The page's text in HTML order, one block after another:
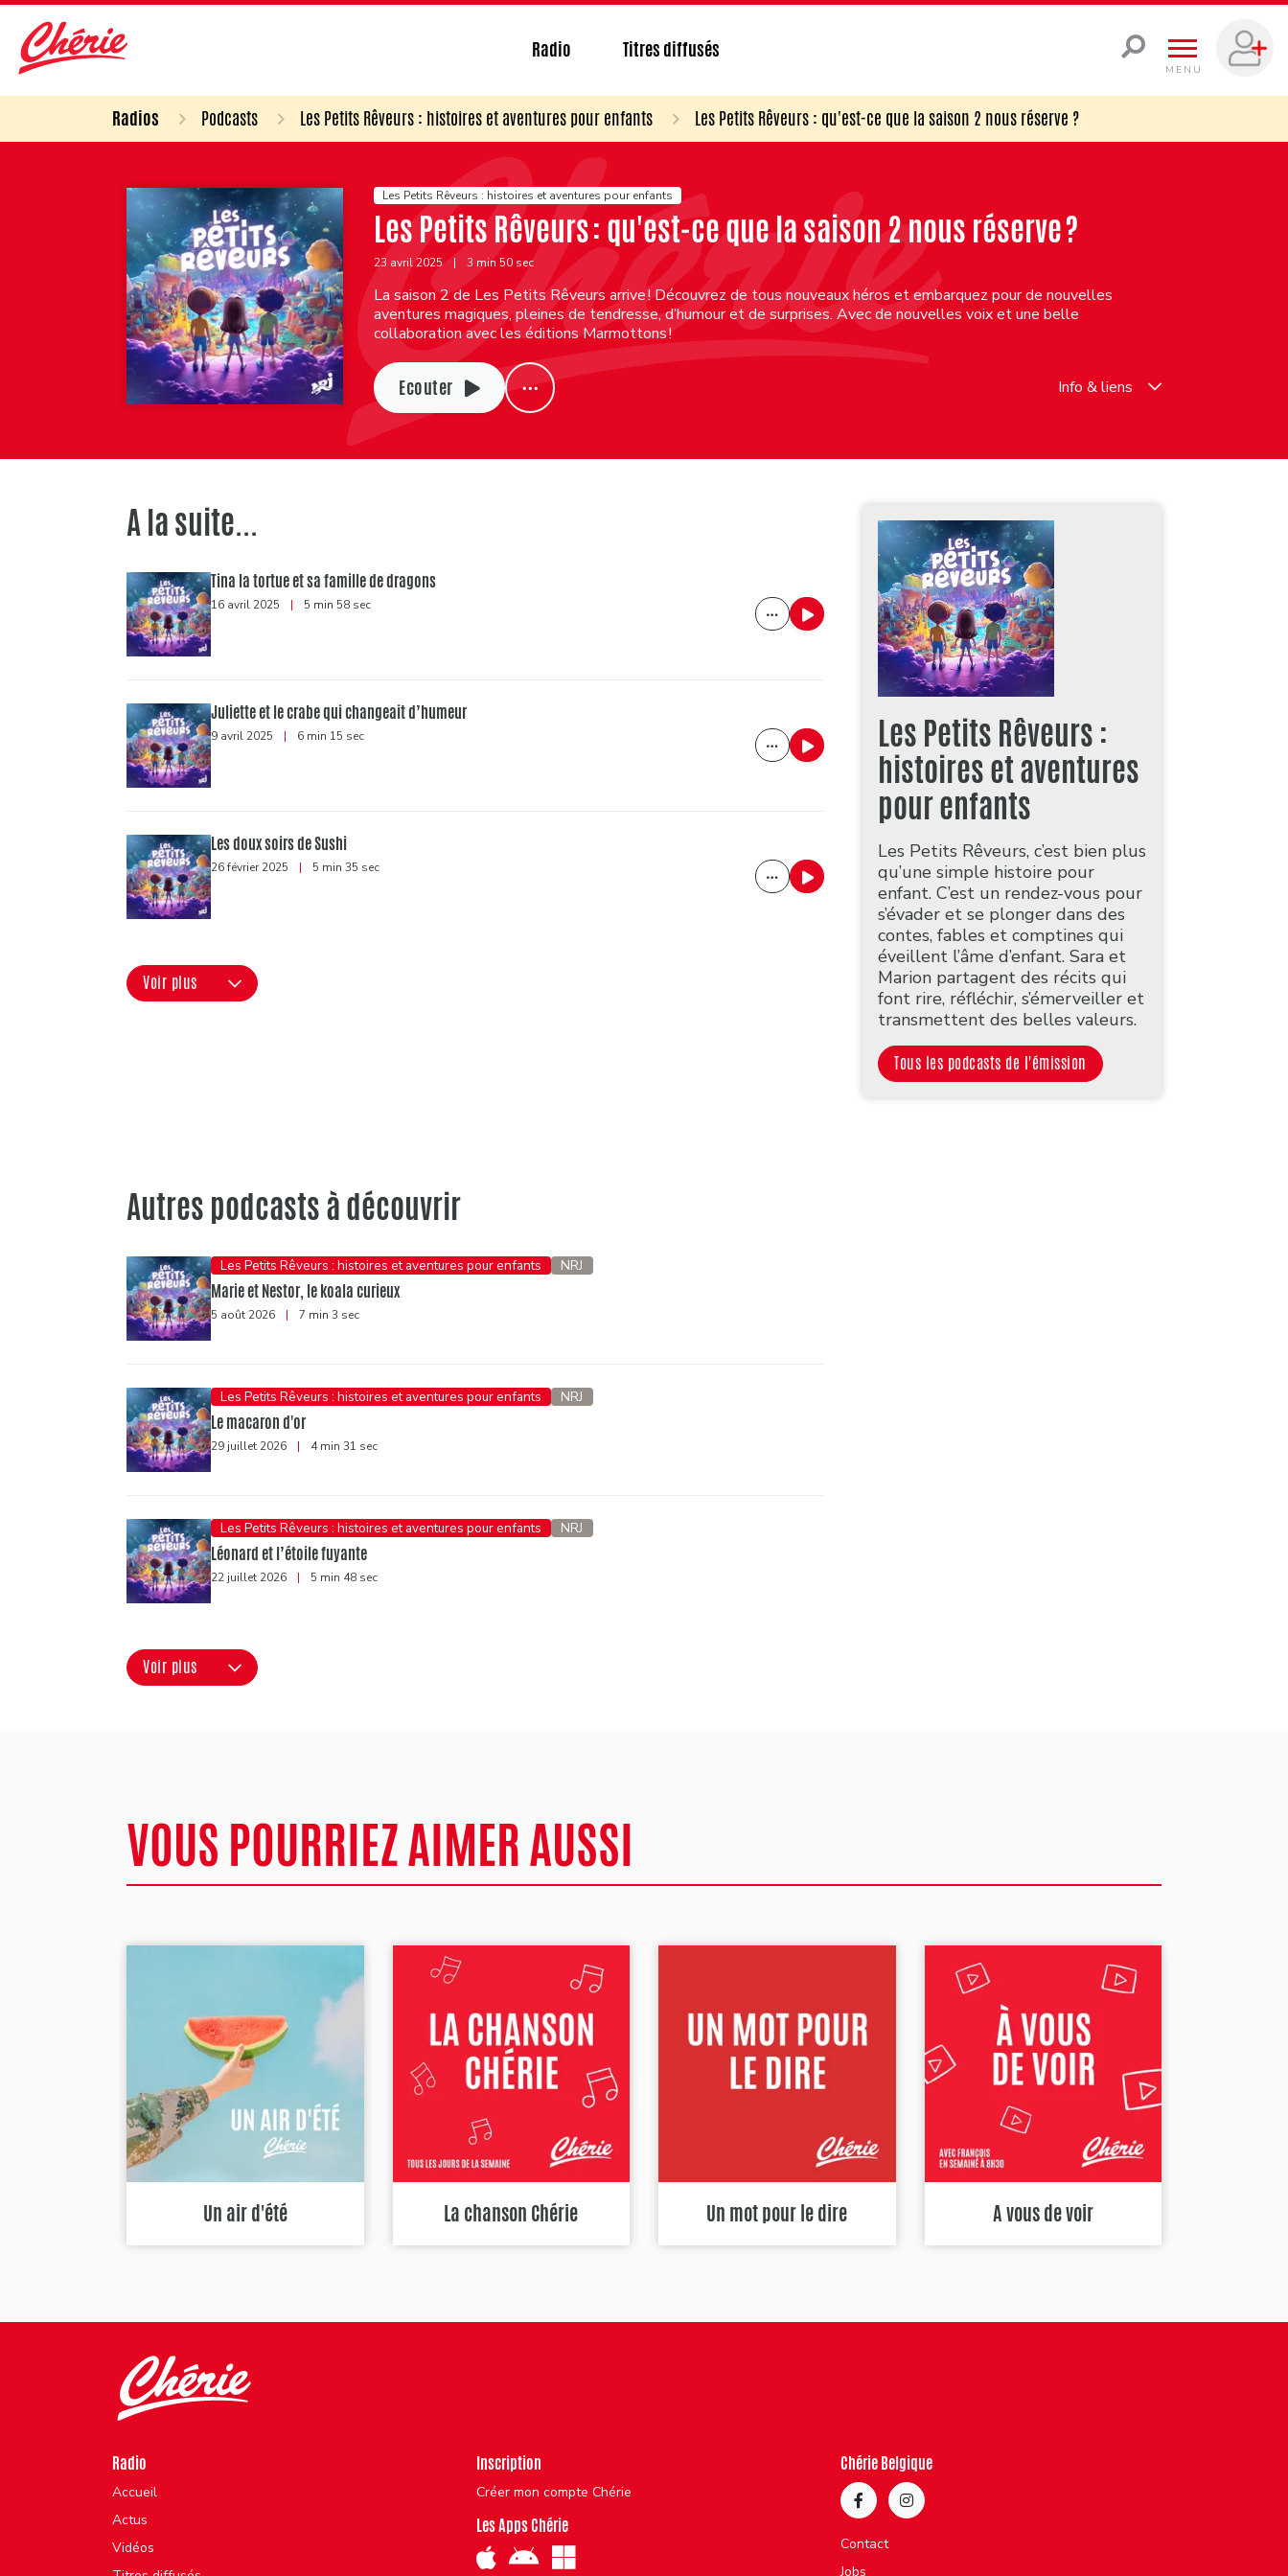
Radio Titres diffusés
MENU
Radios Podcasts Les Petits Rêveurs : histoires et aventures pour enfants Les Petits Rêveurs : qu'est-ce que la saison 2 nous réserve ?
Les Petits Rêveurs : histoires et aventures pour enfants
Les Petits Rêveurs : qu'est-ce que la saison 2 nous réserve ?
23 avril 2025 | 3 min 50 sec
La saison 2 de Les Petits Rêveurs arrive ! Découvrez de tous nouveaux héros et embarquez pour de nouvelles
aventures magiques, pleines de tendresse, d’humour et de surprises. Avec de nouvelles voix et une belle
collaboration avec les éditions Marmottons !
Ecouter Info & liens
A la suite...
Tina la tortue et sa famille de dragons
16 avril 2025 | 5 min 58 sec
Juliette et le crabe qui changeait d’humeur
9 avril 2025 | 6 min 15 sec
Les doux soirs de Sushi
26 février 2025 | 5 min 35 sec
Voir plus
Les Petits Rêveurs :
histoires et aventures
pour enfants
Les Petits Rêveurs, c’est bien plus
qu’une simple histoire pour
enfant. C’est un rendez-vous pour
s’évader et se plonger dans des
contes, fables et comptines qui
éveillent l’âme d’enfant. Sara et
Marion partagent des récits qui
font rire, réfléchir, s’émerveiller et
transmettent des belles valeurs.
Tous les podcasts de l'émission
Autres podcasts à découvrir
Les Petits Rêveurs : histoires et aventures pour enfants NRJ
Marie et Nestor, le koala curieux
5 août 2026 | 7 min 3 sec
Les Petits Rêveurs : histoires et aventures pour enfants NRJ
Le macaron d'or
29 juillet 2026 | 4 min 31 sec
Les Petits Rêveurs : histoires et aventures pour enfants NRJ
Léonard et l’étoile fuyante
22 juillet 2026 | 5 min 48 sec
Voir plus
VOUS POURRIEZ AIMER AUSSI
Un air d'été La chanson Chérie Un mot pour le dire A vous de voir
Radio
Accueil
Actus
Vidéos
Inscription
Créer mon compte Chérie
Les Apps Chérie
Chérie Belgique
Contact
Jobs